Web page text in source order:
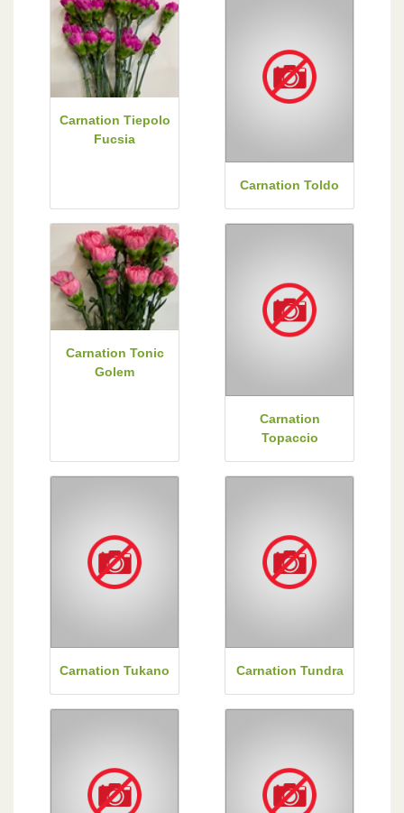
Carnation Tiepolo
Fucsia
Carnation Toldo
Carnation Tonic
Golem
Carnation
Topaccio
Carnation Tukano Carnation Tundra